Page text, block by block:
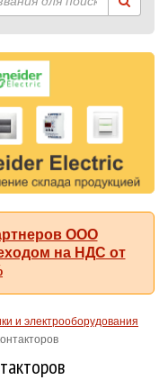
ООО
на НДС от
и электрооборудования